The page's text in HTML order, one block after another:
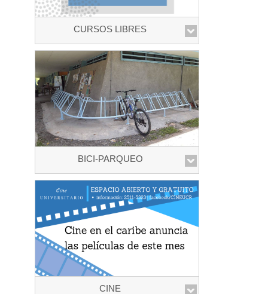
CURSOS LIBRES
BICI-PARQUEO
CINE